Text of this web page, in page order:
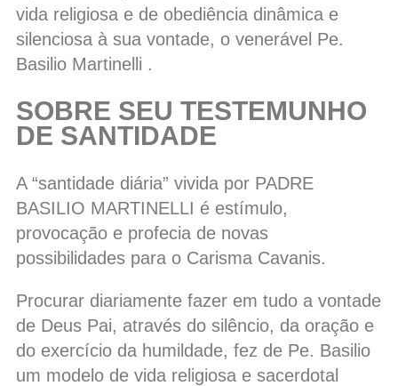
vida religiosa e de obediência dinâmica e
silenciosa à sua vontade, o venerável Pe.
Basilio Martinelli .
SOBRE SEU TESTEMUNHO
DE SANTIDADE
A “santidade diária” vivida por PADRE
BASILIO MARTINELLI é estímulo,
provocação e profecia de novas
possibilidades para o Carisma Cavanis.
Procurar diariamente fazer em tudo a vontade
de Deus Pai, através do silêncio, da oração e
do exercício da humildade, fez de Pe. Basilio
um modelo de vida religiosa e sacerdotal